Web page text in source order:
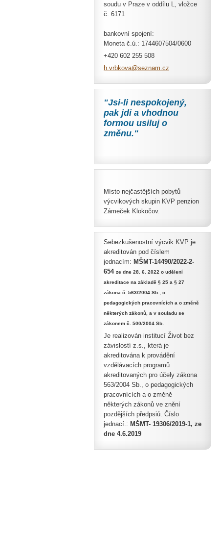
soudu v Praze v oddílu L, vložce
č. 6171
bankovní spojení:
Moneta č.ú.: 1744607504/0600
+420 602 255 508
h.vrbkova@seznam.cz
"Jsi-li nespokojený,
pak jdi a vhodnou
formou usiluj o
změnu."
Místo nejčastějších pobytů
výcvikových skupin KVP penzion
Zámeček Klokočov.
Sebezkušenostní výcvik KVP je
akreditován pod číslem
jednacím: MŠMT-14490/2022-2-
654 ze dne 28. 6. 2022 o udělení
akreditace na základě § 25 a § 27
zákona č. 563/2004 Sb., o
pedagogických pracovnících a o změně
některých zákonů, a v souladu se
zákonem č. 500/2004 Sb.
Je realizován institucí Život bez
závislostí z.s., která je
akreditována k provádění
vzdělávacích programů
akreditovaných pro účely zákona
563/2004 Sb., o pedagogických
pracovnících a o změně
některých zákonů ve znění
pozdějších předpsiů. Číslo
jednací.: MŠMT- 19306/2019-1, ze
dne 4.6.2019